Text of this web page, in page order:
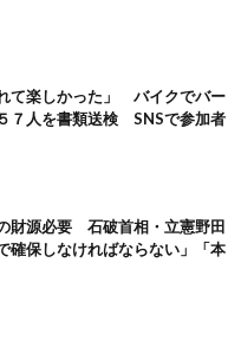
て楽しかった」 バイクでバー
７人を書類送検 SNSで参加者
財源必要 石破首相・立憲野田
確保しなければならない」「本